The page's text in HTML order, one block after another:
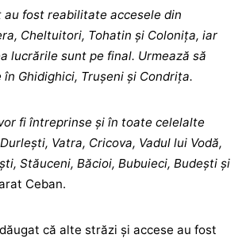
au fost reabilitate accesele din
Cheltuitori, Tohatin și Colonița, iar
lucrările sunt pe final. Urmează să
Ghidighici, Trușeni și Condrița.
fi întreprinse și în toate celelalte
Vatra, Cricova, Vadul lui Vodă,
Stăuceni, Băcioi, Bubuieci, Budești și
Ceban.
că alte străzi și accese au fost